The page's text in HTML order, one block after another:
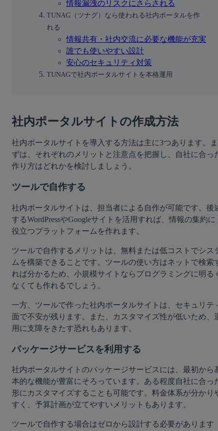
情報漏洩のリスクにさらされる
TUNAG（ツナグ）なら使われる社内ポータルを作
れる
情報共有・社内交流に必要な機能が充実
誰でも使いやすい設計
安心のセキュリティ対策
TUNAGで社内ポータルサイトを本格運用
社内ポータルサイトの作成方法
社内ポータルサイトを導入する方法は主に3つあります。ま
ずは、それぞれのメリットと注意点を把握し、自社に合っ
作り方はどれかを検討しましょう。
ツールで自作する
社内ポータルサイトは、担当者による自作が可能です。後
するWordPressやGoogleサイトを活用すれば、情報の集約に
役立つプラットフォームを作れます。
ツールで自作するメリットは、無料または低コストでシス
ムを構築できることです。ツールの使い方はネットで検索
れば分かるため、小規模サイトならプログラミングに明る
なくても作れるでしょう。
一方、ツールで作った社内ポータルサイトは、セキュリテ
面で不安が残ります。また、カスタマイズ性が低いため、
用に支障をきたす恐れもあります。
パッケージサービスを利用する
社内ポータルサイトのパッケージサービスには、最初から
本的な機能が豊富にそろっています。ある程度自社に合っ
形にカスタマイズすることも可能です。料金体系が分かり
すく、予算計画が立てやすいメリットもあります。
ツールで自作する場合はゼロから設計する必要があります